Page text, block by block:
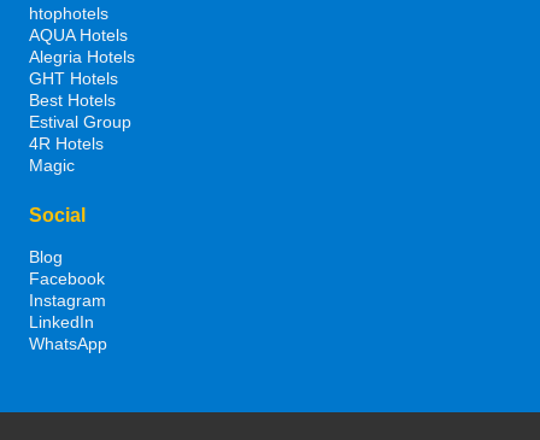
htophotels
AQUA Hotels
Alegria Hotels
GHT Hotels
Best Hotels
Estival Group
4R Hotels
Magic
Social
Blog
Facebook
Instagram
LinkedIn
WhatsApp